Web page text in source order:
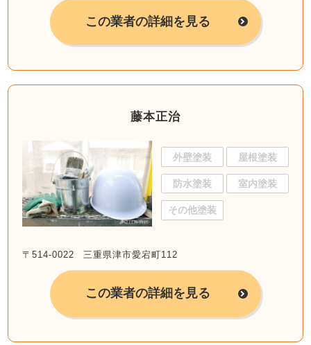
この業者の詳細を見る
藤本正治
外壁塗装 屋根塗装
防水塗装 室内塗装
その他塗装
〒514-0022 三重県津市愛宕町112
この業者の詳細を見る